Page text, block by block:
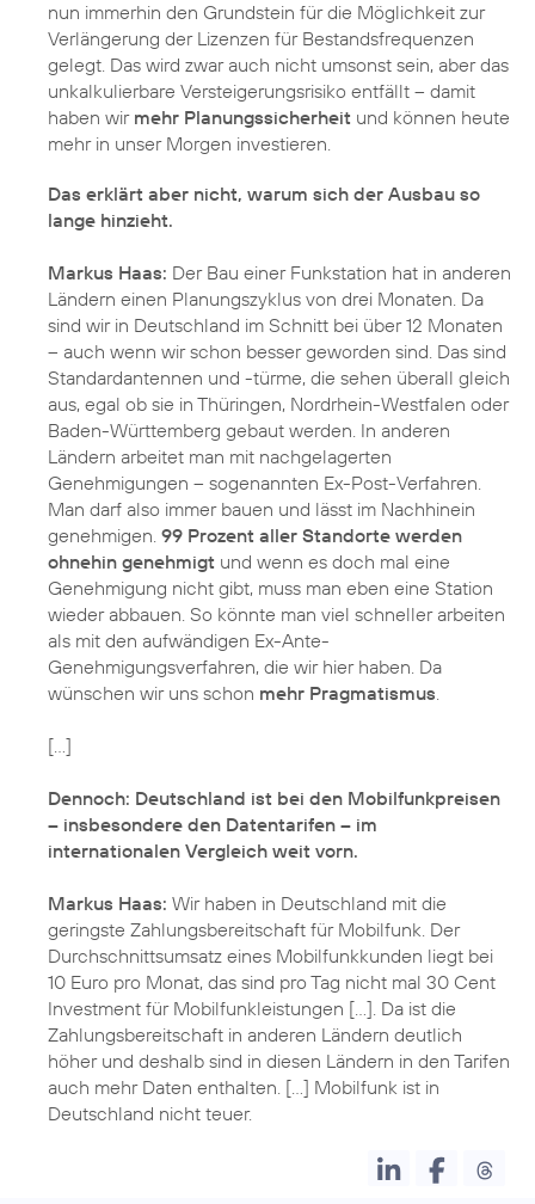
nun immerhin den Grundstein für die Möglichkeit zur
Verlängerung der Lizenzen für Bestandsfrequenzen
gelegt. Das wird zwar auch nicht umsonst sein, aber das
unkalkulierbare Versteigerungsrisiko entfällt – damit
haben wir mehr Planungssicherheit und können heute
mehr in unser Morgen investieren.
Das erklärt aber nicht, warum sich der Ausbau so
lange hinzieht.
Markus Haas: Der Bau einer Funkstation hat in anderen
Ländern einen Planungszyklus von drei Monaten. Da
sind wir in Deutschland im Schnitt bei über 12 Monaten
– auch wenn wir schon besser geworden sind. Das sind
Standardantennen und -türme, die sehen überall gleich
aus, egal ob sie in Thüringen, Nordrhein-Westfalen oder
Baden-Württemberg gebaut werden. In anderen
Ländern arbeitet man mit nachgelagerten
Genehmigungen – sogenannten Ex-Post-Verfahren.
Man darf also immer bauen und lässt im Nachhinein
genehmigen. 99 Prozent aller Standorte werden
ohnehin genehmigt und wenn es doch mal eine
Genehmigung nicht gibt, muss man eben eine Station
wieder abbauen. So könnte man viel schneller arbeiten
als mit den aufwändigen Ex-Ante-
Genehmigungsverfahren, die wir hier haben. Da
wünschen wir uns schon mehr Pragmatismus
[...]
Dennoch: Deutschland ist bei den Mobilfunkpreisen
– insbesondere den Datentarifen – im
internationalen Vergleich weit vorn.
Markus Haas: Wir haben in Deutschland mit die
geringste Zahlungsbereitschaft für Mobilfunk. Der
Durchschnittsumsatz eines Mobilfunkkunden liegt bei
10 Euro pro Monat, das sind pro Tag nicht mal 30 Cent
Investment für Mobilfunkleistungen [...]. Da ist die
Zahlungsbereitschaft in anderen Ländern deutlich
höher und deshalb sind in diesen Ländern in den Tarifen
auch mehr Daten enthalten. [...] Mobilfunk ist in